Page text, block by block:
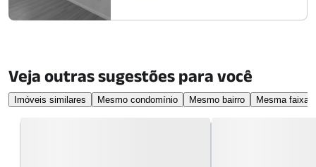
Veja outras sugestões para você
Imóveis similares Mesmo condomínio Mesmo bairro Mesma faixa